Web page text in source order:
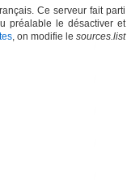
Ce serveur fait parti
préalable le désactiver et
, on modifie le sources.list